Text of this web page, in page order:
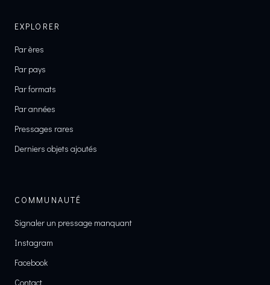
EXPLORER
Par ères
Par pays
Par formats
Par années
Pressages rares
Derniers objets ajoutés
COMMUNAUTÉ
Signaler un pressage manquant
Instagram
Facebook
Contact